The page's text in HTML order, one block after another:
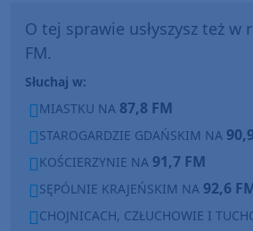
O tej sprawie usłyszysz też w
FM.
Słuchaj w:
MIASTKU NA 87,8 FM
STAROGARDZIE GDAŃSKIM NA
KOŚCIERZYNIE NA 91,7 FM
SĘPÓLNIE KRAJEŃSKIM NA 92,6
CHOJNICACH, CZŁUCHOWIE I